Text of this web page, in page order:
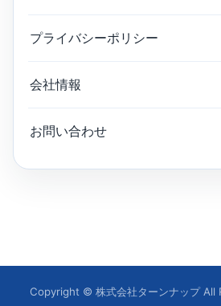
プライバシーポリシー
会社情報
お問い合わせ
Copyright © 株式会社ターンナップ All